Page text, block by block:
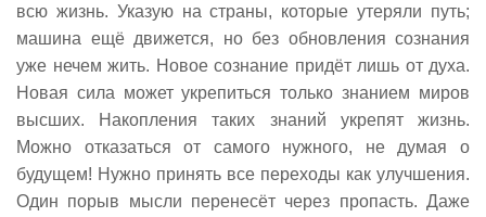
всю жизнь. Указую на страны, которые утеряли путь;
машина ещё движется, но без обновления сознания
уже нечем жить. Новое сознание придёт лишь от духа.
Новая сила может укрепиться только знанием миров
высших. Накопления таких знаний укрепят жизнь.
Можно отказаться от самого нужного, не думая о
будущем! Нужно принять все переходы как улучшения.
Один порыв мысли перенесёт через пропасть. Даже